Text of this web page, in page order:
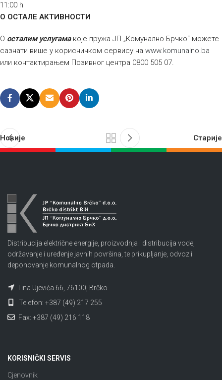
11:00 h
О ОСТАЛЕ АКТИВНОСТИ
О осталим услугамакоје пружа ЈП „Комунално Брчко“ можете
сазнати више у корисничком сервису на www.komunalno.ba
или контактирањем Позивног центра 0800 505 07.
Новије Старије
Distribucija električne energije, proizvodnja i distribucija vode,
održavanje i uređenje javnih površina, te prikupljanje, odvoz i
deponovanje komunalnog otpada.
Tina Ujevića 66, 76100, Brčko
Telefon: +387 (49) 217 255
Fax: +387 (49) 216 118
KORISNIČKI SERVIS
Cjenovnik